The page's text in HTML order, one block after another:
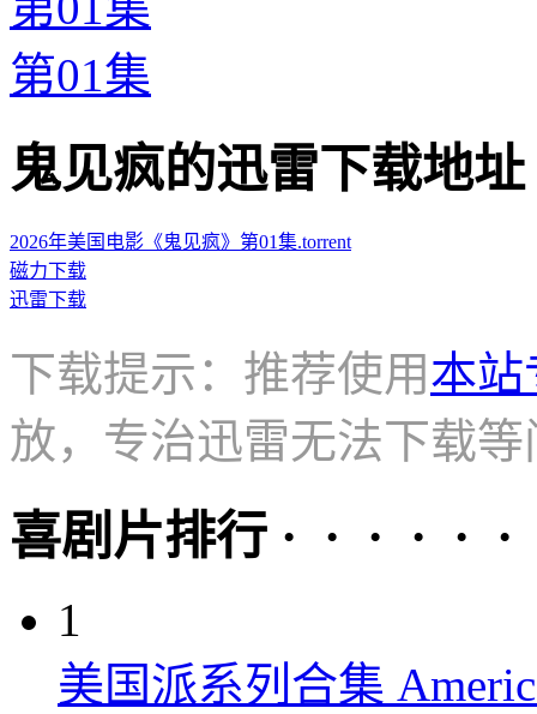
第01集
鬼见疯的迅雷下载地址 ·
2026年美国电影《鬼见疯》第01集.torrent
磁力下载
迅雷下载
下载提示：推荐使用本站
放，专治迅雷无法下载等
喜剧片排行 · · · · · ·
1
美国派系列合集